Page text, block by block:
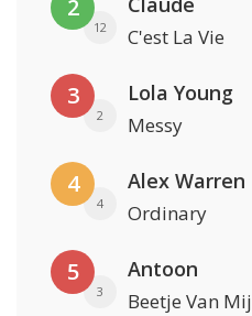
2
12 C'est La Vie
3
2
Lola Young
Messy
4
4
Alex Warren
Ordinary
5
3
Antoon
Beetje Van Mij